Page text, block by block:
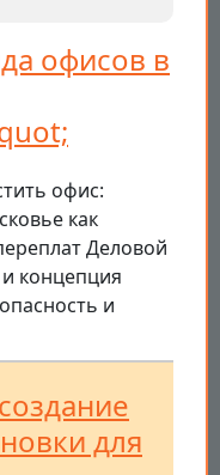
офисов в
офис:
как
Деловой
концепция
и
для